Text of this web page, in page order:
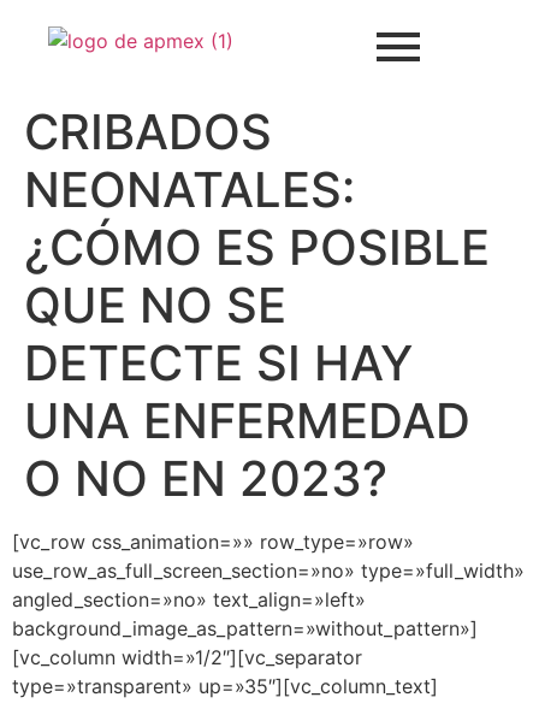
CRIBADOS
NEONATALES:
¿CÓMO ES POSIBLE
QUE NO SE
DETECTE SI HAY
UNA ENFERMEDAD
O NO EN 2023?
[vc_row css_animation=»» row_type=»row»
use_row_as_full_screen_section=»no» type=»full_width»
angled_section=»no» text_align=»left»
background_image_as_pattern=»without_pattern»]
[vc_column width=»1/2″][vc_separator
type=»transparent» up=»35″][vc_column_text]